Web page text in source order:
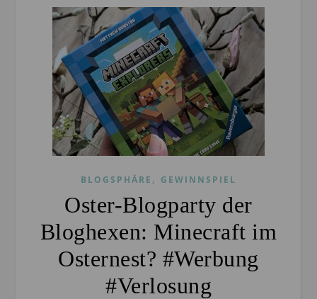
BLOGSPHÄRE , GEWINNSPIEL
Oster-Blogparty der
Bloghexen: Minecraft im
Osternest? #Werbung
#Verlosung